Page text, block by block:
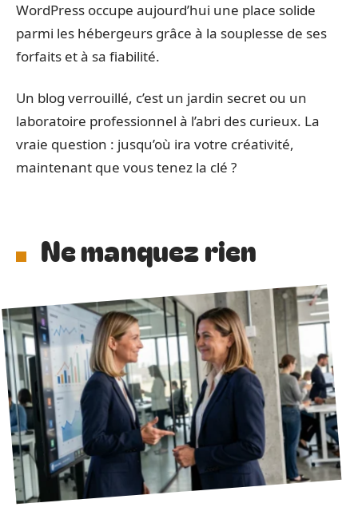
WordPress occupe aujourd’hui une place solide
parmi les hébergeurs grâce à la souplesse de ses
forfaits et à sa fiabilité.
Un blog verrouillé, c’est un jardin secret ou un
laboratoire professionnel à l’abri des curieux. La
vraie question : jusqu’où ira votre créativité,
maintenant que vous tenez la clé ?
Ne manquez rien